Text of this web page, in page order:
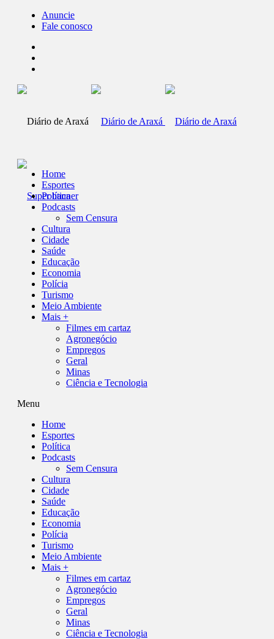
Anuncie
Fale conosco
Home
Esportes
Política
Podcasts
Sem Censura
Cultura
Cidade
Saúde
Educação
Economia
Polícia
Turismo
Meio Ambiente
Mais +
Filmes em cartaz
Agronegócio
Empregos
Geral
Minas
Ciência e Tecnologia
Menu
Home
Esportes
Política
Podcasts
Sem Censura
Cultura
Cidade
Saúde
Educação
Economia
Polícia
Turismo
Meio Ambiente
Mais +
Filmes em cartaz
Agronegócio
Empregos
Geral
Minas
Ciência e Tecnologia